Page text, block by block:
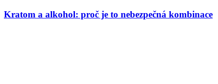
Kratom a alkohol: proč je to nebezpečná kombinace